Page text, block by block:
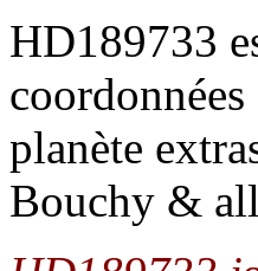
HD189733
planète
Bouchy &